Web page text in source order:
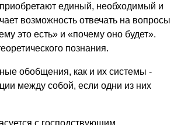
единый, необходимый и
возможность от­вечать на вопросы
это есть» и «почему оно будет».
познания.
обобщения, как и их системы -
между собой, если одни из них
с господствующим